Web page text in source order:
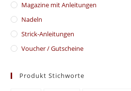
Magazine mit Anleitungen
Nadeln
Strick-Anleitungen
Voucher / Gutscheine
Produkt Stichworte